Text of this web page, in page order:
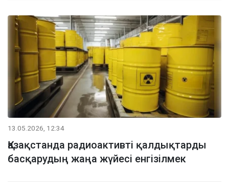
13.05.2026, 12:34
Қазақстанда радиоактивті қалдықтарды
басқарудың жаңа жүйесі енгізілмек